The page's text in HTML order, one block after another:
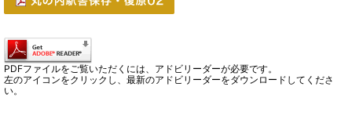
PDFファイルをご覧いただくには、アドビリーダーが必要です。
左のアイコンをクリックし、最新のアドビリーダーをダウンロードしてくださ
い。